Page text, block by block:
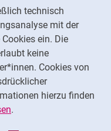
technisch
mit der
ein. Die
keine
Cookies von
hierzu finden
.